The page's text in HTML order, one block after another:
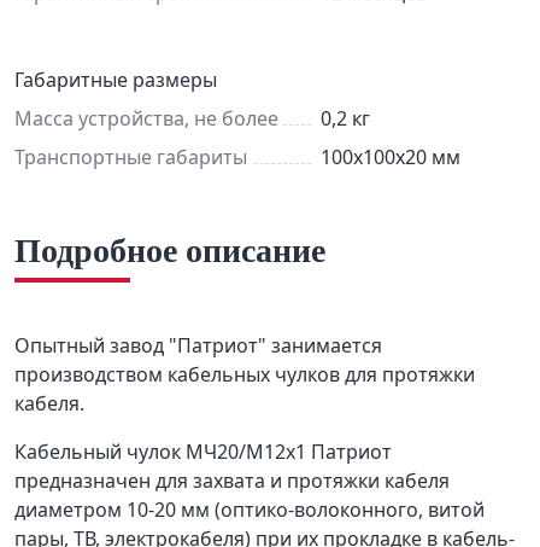
Габаритные размеры
Масса устройства, не более
0,2 кг
Транспортные габариты
100х100х20 мм
Подробное описание
Опытный завод "Патриот" занимается
производством кабельных чулков для протяжки
кабеля.
Кабельный чулок МЧ20/М12х1 Патриот
предназначен для захвата и протяжки кабеля
диаметром 10-20 мм (оптико-волоконного, витой
пары, ТВ, электрокабеля) при их прокладке в кабель-